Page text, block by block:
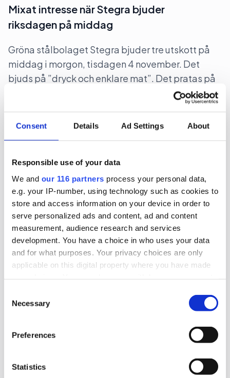
Consent Details Ad Settings About
Responsible use of your data
We and our 116 partners process your personal data,
e.g. your IP-number, using technology such as cookies to
store and access information on your device in order to
serve personalized ads and content, ad and content
measurement, audience research and services
development. You have a choice in who uses your data
and for what purposes. Your privacy choices are only
applicable on this digital property where you have made
the Privacy trigger icon.
Find out more about how your personal data is processed
and set your preferences in the
We use cookies to personalise content and ads, to
provide social media features and to analyse our traffic.
Selection
Necessary
Preferences
Statistics
Mixat intresse när Stegra bjuder
riksdagen på middag
Gröna stålbolaget Stegra bjuder tre utskott på
middag i morgon, tisdagen 4 november. Det
bjuds på ”dryck och enklare mat”. Det pratas på
sina håll om en bojkott mot tillställningen.
Lobbying Politik Pr
The Swedish Thing blir byrå för
civilsamhället
The Swedish Thing, startade 2023 som en pa-
byrå med S-stämpel. Nu tar byrån en ny position
som det som kan vara Sveriges första
civilsamhällesbyrå.
Affärer Lobbying Pr
chef.